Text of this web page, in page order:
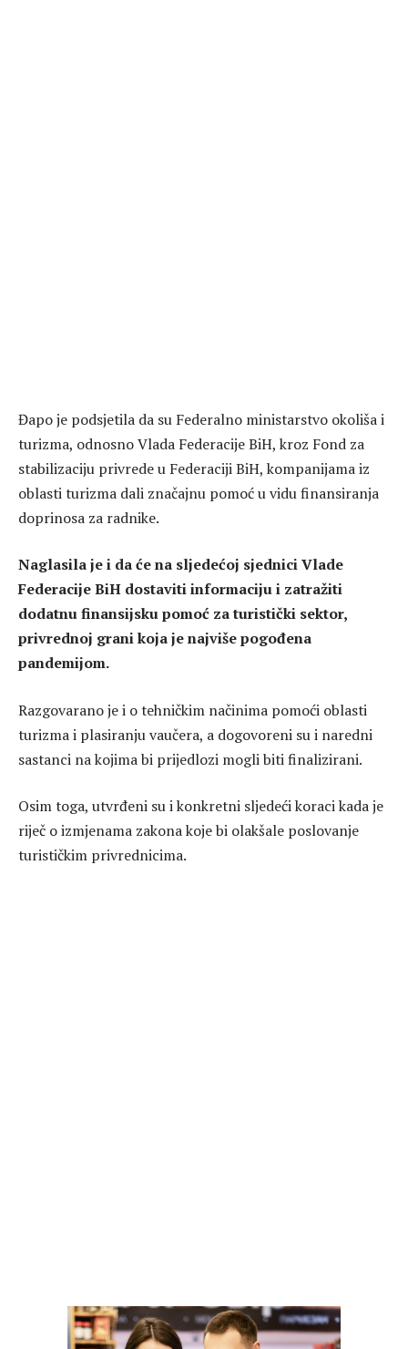
Đapo je podsjetila da su Federalno ministarstvo okoliša i
turizma, odnosno Vlada Federacije BiH, kroz Fond za
stabilizaciju privrede u Federaciji BiH, kompanijama iz
oblasti turizma dali značajnu pomoć u vidu finansiranja
doprinosa za radnike.
Naglasila je i da će na sljedećoj sjednici Vlade
Federacije BiH dostaviti informaciju i zatražiti
dodatnu finansijsku pomoć za turistički sektor,
privrednoj grani koja je najviše pogođena
pandemijom.
Razgovarano je i o tehničkim načinima pomoći oblasti
turizma i plasiranju vaučera, a dogovoreni su i naredni
sastanci na kojima bi prijedlozi mogli biti finalizirani.
Osim toga, utvrđeni su i konkretni sljedeći koraci kada je
riječ o izmjenama zakona koje bi olakšale poslovanje
turističkim privrednicima.